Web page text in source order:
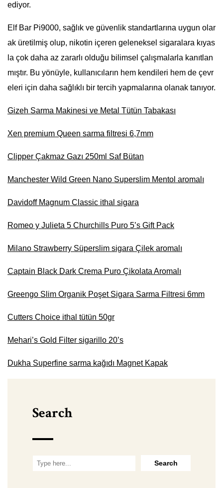
ediyor.
Elf Bar Pi9000, sağlık ve güvenlik standartlarına uygun olar
ak üretilmiş olup, nikotin içeren geleneksel sigaralara kıyas
la çok daha az zararlı olduğu bilimsel çalışmalarla kanıtlan
mıştır. Bu yönüyle, kullanıcıların hem kendileri hem de çevr
eleri için daha sağlıklı bir tercih yapmalarına olanak tanıyor.
Gizeh Sarma Makinesi ve Metal Tütün Tabakası
Xen premium Queen sarma filtresi 6,7mm
Clipper Çakmaz Gazı 250ml Saf Bütan
Manchester Wild Green Nano Superslim Mentol aromalı
Davidoff Magnum Classic ithal sigara
Romeo y Julieta 5 Churchills Puro 5’s Gift Pack
Milano Strawberry Süperslim sigara Çilek aromalı
Captain Black Dark Crema Puro Çikolata Aromalı
Greengo Slim Organik Poşet Sigara Sarma Filtresi 6mm
Cutters Choice ithal tütün 50gr
Mehari’s Gold Filter sigarillo 20’s
Dukha Superfine sarma kağıdı Magnet Kapak
Search